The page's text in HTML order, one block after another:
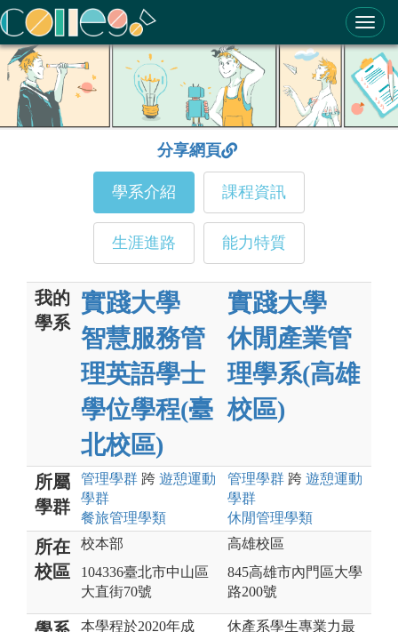
ColleGo! 大學選才與高中育才輔助系統
分享網頁
學系介紹 課程資訊
生涯進路 能力特質
我的
學系
實踐大學
智慧服務管
理英語學士
學位學程(臺
北校區)
實踐大學
休閒產業管
理學系(高雄
校區)
所屬
學群
管理學群 跨 遊憩運動
學群
餐旅管理學類
管理學群 跨 遊憩運動
學群
休閒管理學類
所在
校區
校本部
104336臺北市中山區
大直街70號
高雄校區
845高雄市內門區大學
路200號
本學程於2020年成
休產系學生專業力最